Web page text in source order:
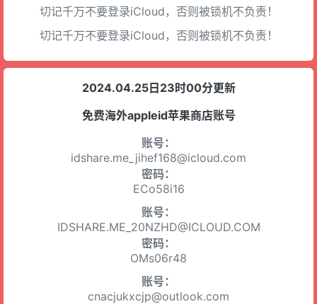
切记千万不要登录iCloud，否则被锁机不负责！
切记千万不要登录iCloud，否则被锁机不负责！
2024.04.25日23时00分更新
免费海外appleid苹果商店账号
账号：
idshare.me_jihef168@icloud.com
密码：
ECo58i16
账号：
IDSHARE.ME_20NZHD@ICLOUD.COM
密码：
OMs06r48
账号：
cnacjukxcjp@outlook.com